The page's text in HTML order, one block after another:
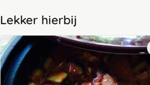
Lekker hierbij